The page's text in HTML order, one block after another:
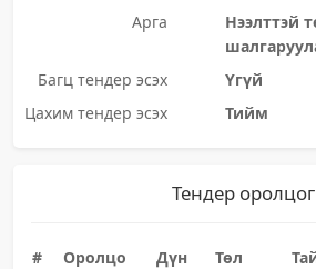
Арга
Нээлттэй
Багц тендер эсэх
Үгүй
Цахим тендер эсэх
Тийм
Тендер
#
Оролцо
Дүн
Төл